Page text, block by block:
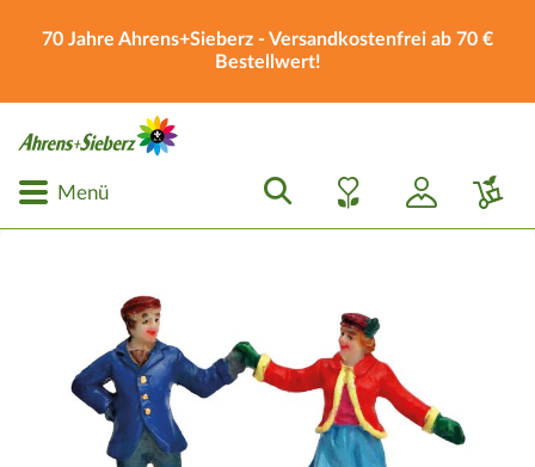
70 Jahre Ahrens+Sieberz - Versandkostenfrei ab 70 €
Bestellwert!
Menü